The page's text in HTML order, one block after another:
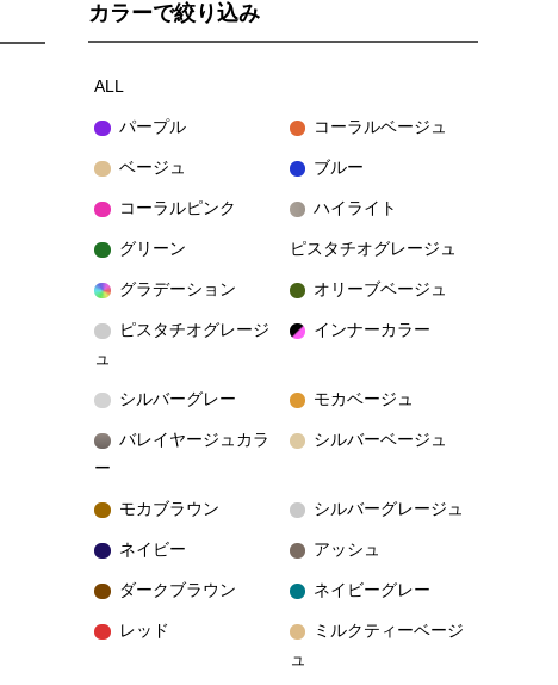
カラーで絞り込み
ALL
パープル コーラルベージュ
ベージュ ブルー
コーラルピンク ハイライト
グリーン ピスタチオグレージュ
グラデーション オリーブベージュ
ピスタチオグレージ
ュ
インナーカラー
シルバーグレー モカベージュ
バレイヤージュカラ
ー
シルバーベージュ
モカブラウン シルバーグレージュ
ネイビー アッシュ
ダークブラウン ネイビーグレー
レッド
ミルクティーベージ
ュ